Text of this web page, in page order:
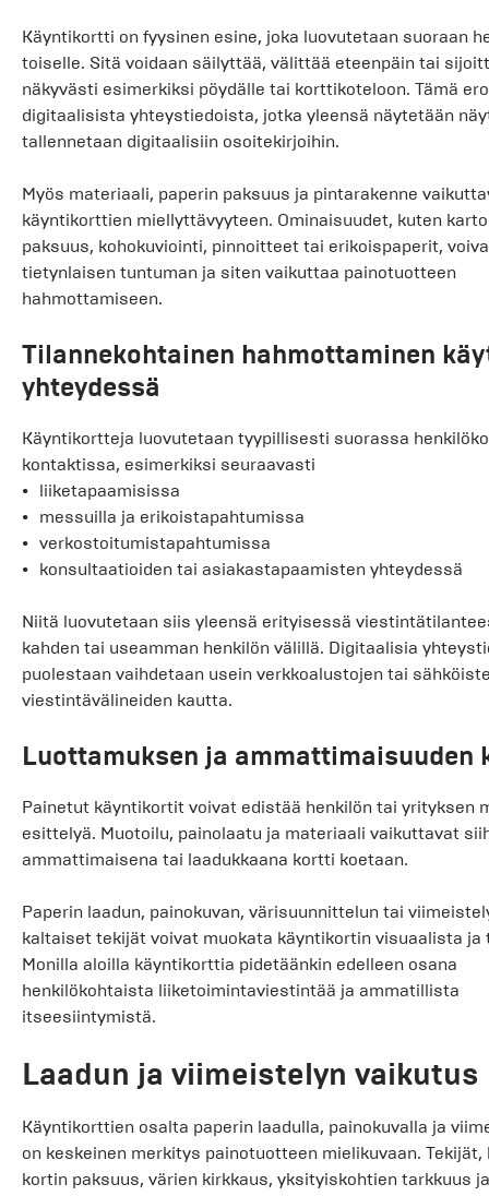
Käyntikortti on fyysinen esine, joka luovutetaan suoraan
toiselle. Sitä voidaan säilyttää, välittää eteenpäin tai
näkyvästi esimerkiksi pöydälle tai korttikoteloon. Tämä
digitaalisista yhteystiedoista, jotka yleensä näytetään
tallennetaan digitaalisiin osoitekirjoihin.
Myös materiaali, paperin paksuus ja pintarakenne
käyntikorttien miellyttävyyteen. Ominaisuudet, kuten
paksuus, kohokuviointi, pinnoitteet tai erikoispaperit,
tietynlaisen tuntuman ja siten vaikuttaa painotuotteen
hahmottamiseen.
Tilannekohtainen hahmottaminen
yhteydessä
Käyntikortteja luovutetaan tyypillisesti suorassa
kontaktissa, esimerkiksi seuraavasti
liiketapaamisissa
messuilla ja erikoistapahtumissa
verkostoitumistapahtumissa
konsultaatioiden tai asiakastapaamisten yhteydessä
Niitä luovutetaan siis yleensä erityisessä
kahden tai useamman henkilön välillä. Digitaalisia
puolestaan vaihdetaan usein verkkoalustojen tai
viestintävälineiden kautta.
Luottamuksen ja ammattimaisuuden
Painetut käyntikortit voivat edistää henkilön tai yrityksen
esittelyä. Muotoilu, painolaatu ja materiaali vaikuttavat
ammattimaisena tai laadukkaana kortti koetaan.
Paperin laadun, painokuvan, värisuunnittelun tai
kaltaiset tekijät voivat muokata käyntikortin visuaalista ja
Monilla aloilla käyntikorttia pidetäänkin edelleen osana
henkilökohtaista liiketoimintaviestintää ja ammatillista
itseesiintymistä.
Laadun ja viimeistelyn vaikutus
Käyntikorttien osalta paperin laadulla, painokuvalla ja
on keskeinen merkitys painotuotteen mielikuvaan. Tekijät,
kortin paksuus, värien kirkkaus, yksityiskohtien tarkkuus